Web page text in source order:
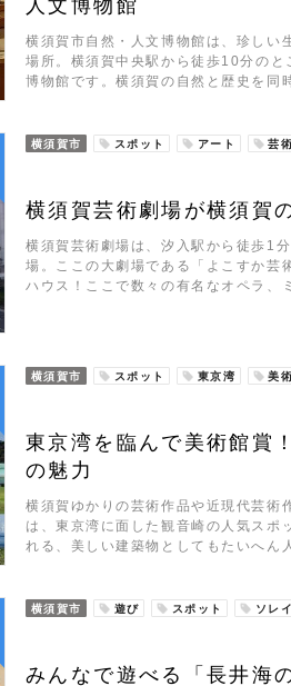
人文博物館
横須賀市自然・人文博物館は、珍しい
場所。横須賀中央駅から徒歩10分の
博物館です。横須賀の自然と歴史を
横須賀市 スポット アート 芸
横須賀芸術劇場が横須賀
横須賀芸術劇場は、汐入駅から徒歩1
場。ここの大劇場である「よこすか芸
ハウス！ここで数々の有名なオペラ
横須賀市 スポット 東京湾 美
東京湾を臨んで美術館賞
の魅力
横須賀ゆかりの芸術作品や近現代芸術
は、東京湾に面した観音崎の人気スポ
れる、美しい建築物としてもたいへ
横須賀市 遊び スポット ソレ
みんなで遊べる「長井海